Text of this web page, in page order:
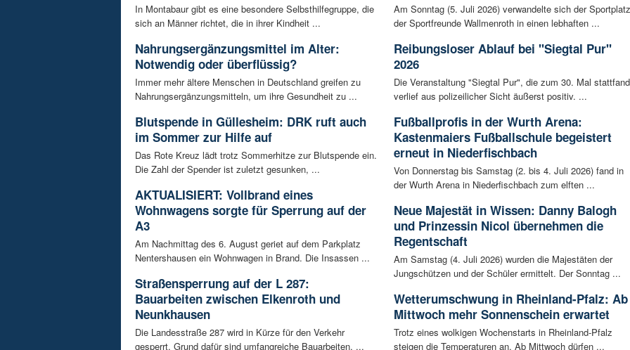
In Montabaur gibt es eine besondere Selbsthilfegruppe, die
sich an Männer richtet, die in ihrer Kindheit ...
Nahrungsergänzungsmittel im Alter:
Notwendig oder überflüssig?
Immer mehr ältere Menschen in Deutschland greifen zu
Nahrungsergänzungsmitteln, um ihre Gesundheit zu ...
Blutspende in Güllesheim: DRK ruft auch
im Sommer zur Hilfe auf
Das Rote Kreuz lädt trotz Sommerhitze zur Blutspende ein.
Die Zahl der Spender ist zuletzt gesunken, ...
AKTUALISIERT: Vollbrand eines
Wohnwagens sorgte für Sperrung auf der
A3
Am Nachmittag des 6. August geriet auf dem Parkplatz
Nentershausen ein Wohnwagen in Brand. Die Insassen ...
Straßensperrung auf der L 287:
Bauarbeiten zwischen Elkenroth und
Neunkhausen
Die Landesstraße 287 wird in Kürze für den Verkehr
gesperrt. Grund dafür sind umfangreiche Bauarbeiten, ...
Am Sonntag (5. Juli 2026) verwandelte sich der Sportplatz
der Sportfreunde Wallmenroth in einen lebhaften ...
Reibungsloser Ablauf bei "Siegtal Pur"
2026
Die Veranstaltung "Siegtal Pur", die zum 30. Mal
verlief aus polizeilicher Sicht äußerst positiv. ...
Fußballprofis in der Wurth Arena:
Kastenmaiers Fußballschule begeistert
erneut in Niederfischbach
Von Donnerstag bis Samstag (2. bis 4. Juli 2026) fand in
der Wurth Arena in Niederfischbach zum elften ...
Neue Majestät in Wissen: Danny Balogh
und Prinzessin Nicol übernehmen die
Regentschaft
Am Samstag (4. Juli 2026) wurden die Majestäten der
Jungschützen und der Schüler ermittelt. Der Sonntag ...
Wetterumschwung in Rheinland-Pfalz: Ab
Mittwoch mehr Sonnenschein erwartet
Trotz eines wolkigen Wochenstarts in Rheinland-Pfalz
steigen die Temperaturen an. Ab Mittwoch dürfen ...